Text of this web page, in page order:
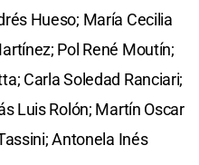
Hueso; María Cecilia
Pol René Moutín;
Carla Soledad Ranciari;
Luis Rolón; Martín Oscar
Antonela Inés